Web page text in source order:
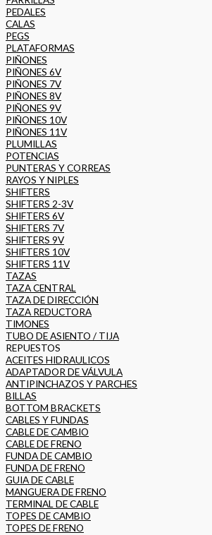
PEDALES
CALAS
PEGS
PLATAFORMAS
PIÑONES
PIÑONES 6V
PIÑONES 7V
PIÑONES 8V
PIÑONES 9V
PIÑONES 10V
PIÑONES 11V
PLUMILLAS
POTENCIAS
PUNTERAS Y CORREAS
RAYOS Y NIPLES
SHIFTERS
SHIFTERS 2-3V
SHIFTERS 6V
SHIFTERS 7V
SHIFTERS 9V
SHIFTERS 10V
SHIFTERS 11V
TAZAS
TAZA CENTRAL
TAZA DE DIRECCIÓN
TAZA REDUCTORA
TIMONES
TUBO DE ASIENTO / TIJA
REPUESTOS
ACEITES HIDRAULICOS
ADAPTADOR DE VÁLVULA
ANTIPINCHAZOS Y PARCHES
BILLAS
BOTTOM BRACKETS
CABLES Y FUNDAS
CABLE DE CAMBIO
CABLE DE FRENO
FUNDA DE CAMBIO
FUNDA DE FRENO
GUIA DE CABLE
MANGUERA DE FRENO
TERMINAL DE CABLE
TOPES DE CAMBIO
TOPES DE FRENO